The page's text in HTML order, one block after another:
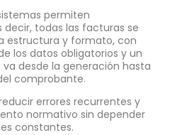
permiten
decir, todas las facturas se
estructura y formato, con
los datos obligatorios y un
desde la generación hasta
comprobante.
errores recurrentes y
normativo sin depender
constantes.